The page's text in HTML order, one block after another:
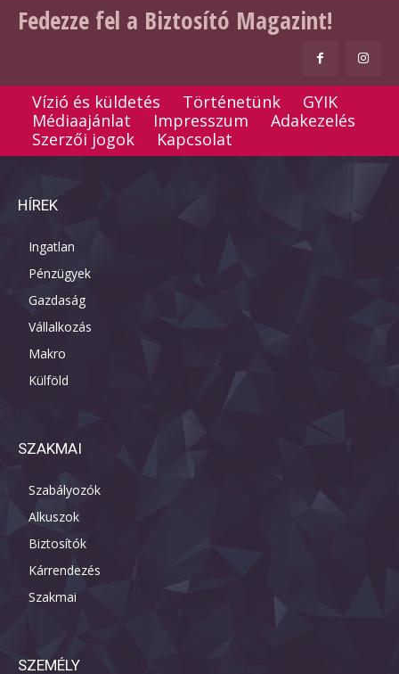
Fedezze fel a Biztosító Magazint!
Vízió és küldetés Történetünk
GYIK
Médiaajánlat
Impresszum
Adakezelés
Szerzői jogok
Kapcsolat
HÍREK
Ingatlan
Pénzügyek
Gazdaság
Vállalkozás
Makro
Külföld
SZAKMAI
Szabályozók
Alkuszok
Biztosítók
Kárrendezés
Szakmai
SZEMÉLY